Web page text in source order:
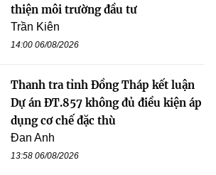
thiện môi trường đầu tư
Trần Kiên
14:00 06/08/2026
Thanh tra tỉnh Đồng Tháp kết luận
Dự án ĐT.857 không đủ điều kiện áp
dụng cơ chế đặc thù
Đan Anh
13:58 06/08/2026